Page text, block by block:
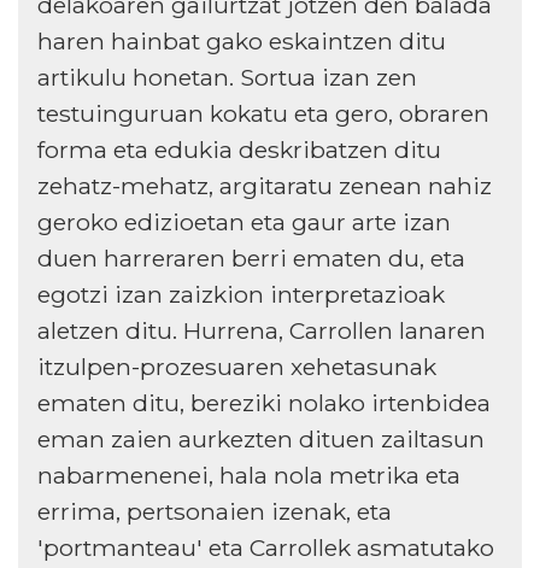
haren hainbat gako eskaintzen ditu
artikulu honetan. Sortua izan zen
testuinguruan kokatu eta gero, obraren
forma eta edukia deskribatzen ditu
zehatz-mehatz, argitaratu zenean nahiz
geroko edizioetan eta gaur arte izan
duen harreraren berri ematen du, eta
egotzi izan zaizkion interpretazioak
aletzen ditu. Hurrena, Carrollen lanaren
itzulpen-prozesuaren xehetasunak
ematen ditu, bereziki nolako irtenbidea
eman zaien aurkezten dituen zailtasun
nabarmenenei, hala nola metrika eta
errima, pertsonaien izenak, eta
'portmanteau' eta Carrollek asmatutako